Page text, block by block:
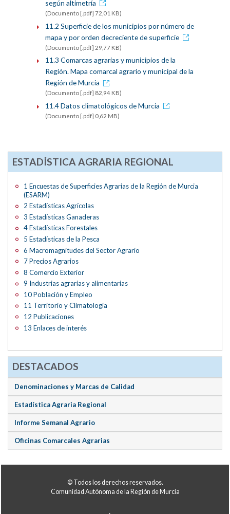
según altimetría
(Documento [.pdf] 72,01 KB)
11.2 Superficie de los municipios por número de
mapa y por orden decreciente de superficie
(Documento [.pdf] 29,77 KB)
11.3 Comarcas agrarias y municipios de la
Región. Mapa comarcal agrario y municipal de la
Región de Murcia
(Documento [.pdf] 82,94 KB)
11.4 Datos climatológicos de Murcia
(Documento [.pdf] 0,62 MB)
ESTADÍSTICA AGRARIA REGIONAL
1 Encuestas de Superficies Agrarias de la Región de Murcia
(ESARM)
2 Estadísticas Agrícolas
3 Estadísticas Ganaderas
4 Estadísticas Forestales
5 Estadísticas de la Pesca
6 Macromagnitudes del Sector Agrario
7 Precios Agrarios
8 Comercio Exterior
9 Industrias agrarias y alimentarias
10 Población y Empleo
11 Territorio y Climatología
12 Publicaciones
13 Enlaces de interés
DESTACADOS
Denominaciones y Marcas de Calidad
Estadística Agraria Regional
Informe Semanal Agrario
Oficinas Comarcales Agrarias
© Todos los derechos reservados.
Comunidad Autónoma de la Región de Murcia